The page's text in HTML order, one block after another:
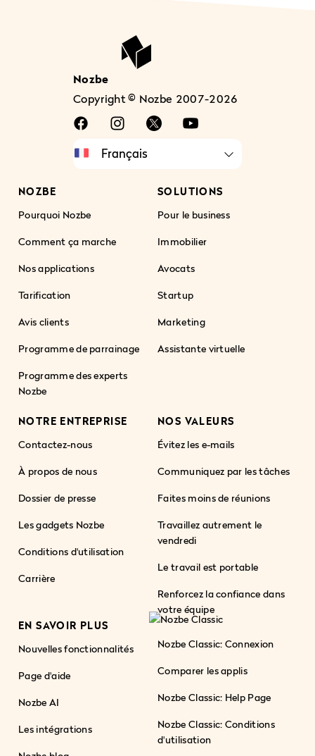
Nozbe
Copyright © Nozbe 2007-2026
NOZBE
Pourquoi Nozbe
Comment ça marche
Nos applications
Tarification
Avis clients
Programme de parrainage
Programme des experts
Nozbe
SOLUTIONS
Pour le business
Immobilier
Avocats
Startup
Marketing
Assistante virtuelle
NOTRE ENTREPRISE
Contactez-nous
À propos de nous
Dossier de presse
Les gadgets Nozbe
Conditions d'utilisation
Carrière
NOS VALEURS
Évitez les e-mails
Communiquez par les tâches
Faites moins de réunions
Travaillez autrement le
vendredi
Le travail est portable
Renforcez la confiance dans
votre équipe
EN SAVOIR PLUS
Nouvelles fonctionnalités
Page d'aide
Nozbe AI
Les intégrations
Nozbe Classic: Connexion
Comparer les applis
Nozbe Classic: Help Page
Nozbe Classic: Conditions
d'utilisation